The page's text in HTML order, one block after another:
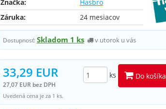
Značka:
Hasbro
Záruka:
24 mesiacov
Dostupnosť:Skladom 1 ks v utorok u vás
33,29 EUR
27,07 EUR bez DPH
ks Do košíka
Uvedená cena je za 1 ks.